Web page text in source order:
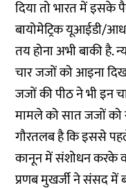
दिया तो भारत में इसके
बायोमेट्रिक यूआईडी/
तय होना अभी बाकी है.
चार जजों को आइना
जजों की पीठ ने भी इन
मामले को सात जजों को
गौरतलब है कि इससे
कानून में संशोधन करके
प्रणब मुखर्जी ने संसद में